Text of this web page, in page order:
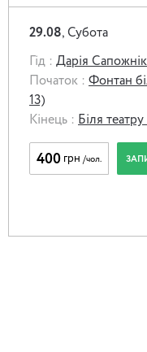
29.08, Субота
Гід : Дарія
Початок : Фонтан
13)
Кінець : Біля
400 грн /чол.